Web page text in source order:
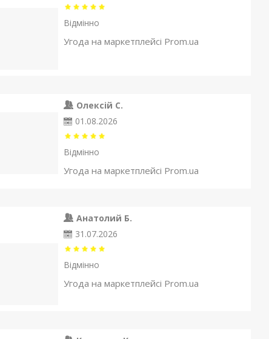
Відмінно
Угода на маркетплейсі Prom.ua
Олексій С.
01.08.2026
Відмінно
Угода на маркетплейсі Prom.ua
Анатолий Б.
31.07.2026
Відмінно
Угода на маркетплейсі Prom.ua